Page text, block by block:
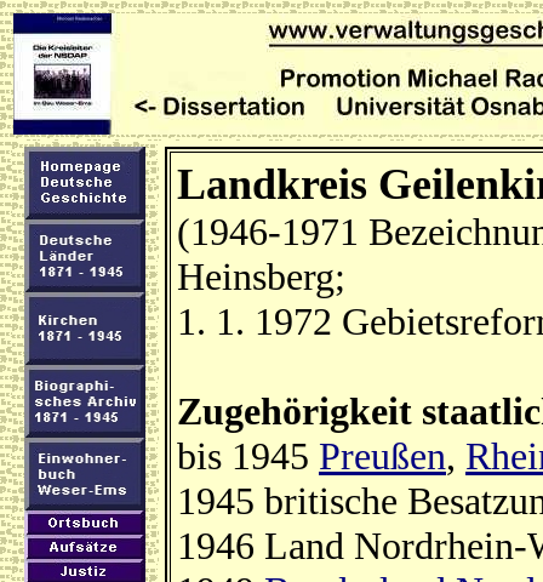
Landkreis
(1946-1971
Heinsberg;
1. 1. 1972
Zugehörigkeit
bis 1945 Preußen,
1945 britische
1946 Land Nordrhein-